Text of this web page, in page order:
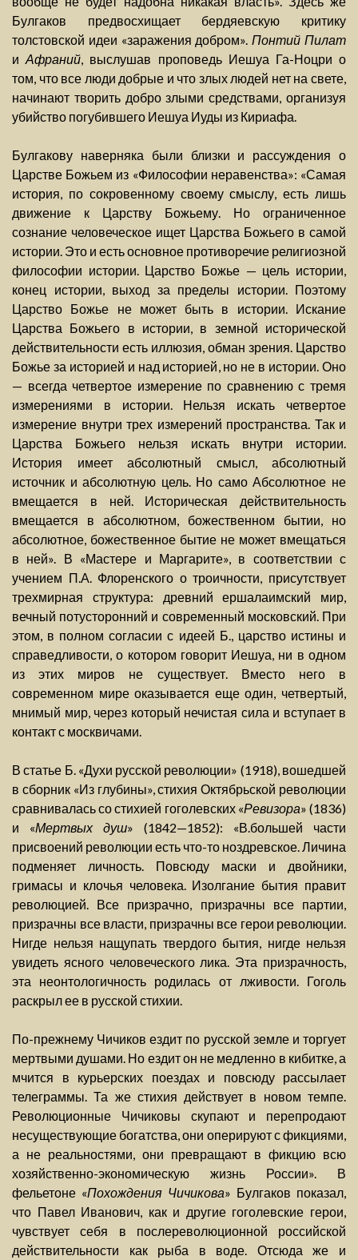
Булгаков предвосхищает бердяевскую критику
толстовской идеи «заражения добром».Понтий Пилат
иАфраний, выслушав проповедь Иешуа Га-Ноцри о
том, что все люди добрые и что злых людей нет на свете,
начинают творить добро злыми средствами, организуя
убийство погубившего Иешуа Иуды из Кириафа.
Булгакову наверняка были близки и рассуждения о
Царстве Божьем из «Философии неравенства»: «Самая
история, по сокровенному своему смыслу, есть лишь
движение к Царству Божьему. Но ограниченное
сознание человеческое ищет Царства Божьего в самой
истории. Это и есть основное противоречие религиозной
философии истории. Царство Божье — цель истории,
конец истории, выход за пределы истории. Поэтому
Царство Божье не может быть в истории. Искание
Царства Божьего в истории, в земной исторической
действительности есть иллюзия, обман зрения. Царство
Божье за историей и над историей, но не в истории. Оно
— всегда четвертое измерение по сравнению с тремя
измерениями в истории. Нельзя искать четвертое
измерение внутри трех измерений пространства. Так и
Царства Божьего нельзя искать внутри истории.
История имеет абсолютный смысл, абсолютный
источник и абсолютную цель. Но само Абсолютное не
вмещается в ней. Историческая действительность
вмещается в абсолютном, божественном бытии, но
абсолютное, божественное бытие не может вмещаться
в ней». В «Мастере и Маргарите», в соответствии с
учением П.А. Флоренского о троичности, присутствует
трехмирная структура: древний ершалаимский мир,
вечный потусторонний и современный московский. При
этом, в полном согласии с идеей Б., царство истины и
справедливости, о котором говорит Иешуа, ни в одном
из этих миров не существует. Вместо него в
современном мире оказывается еще один, четвертый,
мнимый мир, через который нечистая сила и вступает в
контакт с москвичами.
В статье Б. «Духи русской революции» (1918), вошедшей
в сборник «Из глубины», стихия Октябрьской революции
сравнивалась со стихией гоголевских «Ревизора» (1836)
и «Мертвых душ» (1842—1852): «В.большей части
присвоений революции есть что-то ноздревское. Личина
подменяет личность. Повсюду маски и двойники,
гримасы и клочья человека. Изолгание бытия правит
революцией. Все призрачно, призрачны все партии,
призрачны все власти, призрачны все герои революции.
Нигде нельзя нащупать твердого бытия, нигде нельзя
увидеть ясного человеческого лика. Эта призрачность,
эта неонтологичность родилась от лживости. Гоголь
раскрыл ее в русской стихии.
По-прежнему Чичиков ездит по русской земле и торгует
мертвыми душами. Но ездит он не медленно в кибитке, а
мчится в курьерских поездах и повсюду рассылает
телеграммы. Та же стихия действует в новом темпе.
Революционные Чичиковы скупают и перепродают
несуществующие богатства, они оперируют с фикциями,
а не реальностями, они превращают в фикцию всю
хозяйственно-экономическую жизнь России». В
фельетоне «Похождения Чичикова» Булгаков показал,
что Павел Иванович, как и другие гоголевские герои,
чувствует себя в послереволюционной российской
действительности как рыба в воде. Отсюда же и